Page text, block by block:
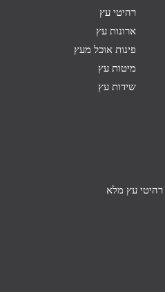
רהיטי עץ
ארונות עץ
פינות אוכל מעץ
מיטות עץ
שידות עץ
רהיטי עץ מלא